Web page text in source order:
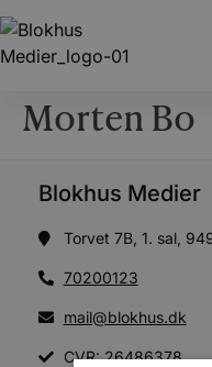
Morten Bo
Blokhus Medier
Torvet 7B, 1. sal,
70200123
mail@blokhus.dk
CVR: 26486378